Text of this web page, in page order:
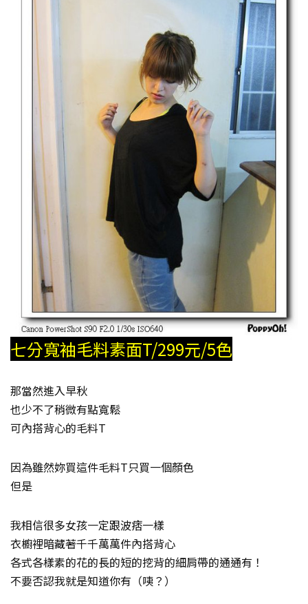
七分寬袖毛料素面T/299元/5色
那當然進入早秋
也少不了稍微有點寬鬆
可內搭背心的毛料T
因為雖然妳買這件毛料T只買一個顏色
但是
我相信很多女孩一定跟波痞一樣
衣櫥裡暗藏著千千萬萬件內搭背心
各式各樣素的花的長的短的挖背的細肩帶的通通有！
不要否認我就是知道你有（咦？）